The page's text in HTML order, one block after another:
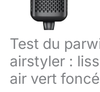
Test du
airstyler :
air vert foncé